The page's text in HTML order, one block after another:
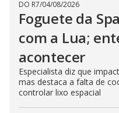
DO R7/04/08/2026
Foguete da
com a Lua;
acontecer
Especialista diz que
mas destaca a falta de
controlar lixo espacial